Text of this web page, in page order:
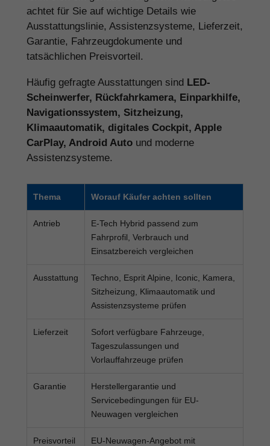
achtet für Sie auf wichtige Details wie
Ausstattungslinie, Assistenzsysteme, Lieferzeit,
Garantie, Fahrzeugdokumente und
tatsächlichen Preisvorteil.
Häufig gefragte Ausstattungen sind LED-
Scheinwerfer, Rückfahrkamera, Einparkhilfe,
Navigationssystem, Sitzheizung,
Klimaautomatik, digitales Cockpit, Apple
CarPlay, Android Auto und moderne
Assistenzsysteme.
Thema Worauf Käufer achten sollten
Antrieb
E-Tech Hybrid passend zum
Fahrprofil, Verbrauch und
Einsatzbereich vergleichen
Ausstattung
Techno, Esprit Alpine, Iconic, Kamera,
Sitzheizung, Klimaautomatik und
Assistenzsysteme prüfen
Lieferzeit
Sofort verfügbare Fahrzeuge,
Tageszulassungen und
Vorlauffahrzeuge prüfen
Garantie
Herstellergarantie und
Servicebedingungen für EU-
Neuwagen vergleichen
Preisvorteil
EU-Neuwagen-Angebot mit